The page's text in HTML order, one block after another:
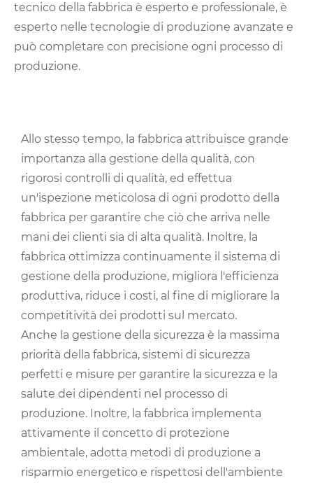
tecnico della fabbrica è esperto e professionale, è
esperto nelle tecnologie di produzione avanzate e
può completare con precisione ogni processo di
produzione.
Allo stesso tempo, la fabbrica attribuisce grande
importanza alla gestione della qualità, con
rigorosi controlli di qualità, ed effettua
un'ispezione meticolosa di ogni prodotto della
fabbrica per garantire che ciò che arriva nelle
mani dei clienti sia di alta qualità. Inoltre, la
fabbrica ottimizza continuamente il sistema di
gestione della produzione, migliora l'efficienza
produttiva, riduce i costi, al fine di migliorare la
competitività dei prodotti sul mercato.
Anche la gestione della sicurezza è la massima
priorità della fabbrica, sistemi di sicurezza
perfetti e misure per garantire la sicurezza e la
salute dei dipendenti nel processo di
produzione. Inoltre, la fabbrica implementa
attivamente il concetto di protezione
ambientale, adotta metodi di produzione a
risparmio energetico e rispettosi dell'ambiente